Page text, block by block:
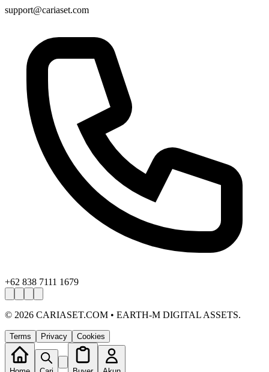
support@cariaset.com
+62 838 7111 1679
© 2026 CARIASET.COM • EARTH-M DIGITAL ASSETS.
Terms Privacy Cookies